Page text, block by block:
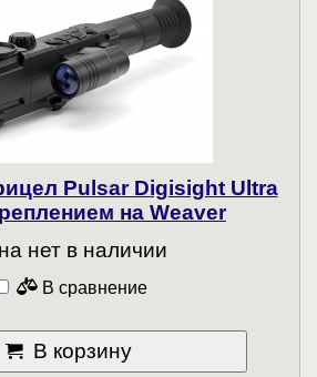
Pulsar Digisight Ultra
на Weaver
нет в наличии
В сравнение
В корзину